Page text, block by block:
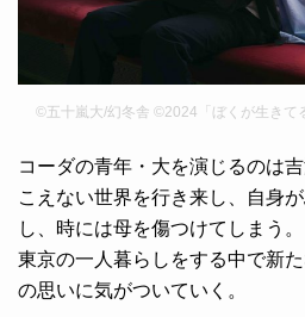
©五十嵐大/幻冬舎 ©2024「ぼくが生きて
コーダの青年・大を演じるのは
こえない世界を行き来し、自身
し、時には母を傷つけてしまう
東京の一人暮らしをする中で新
の思いに気がついていく。